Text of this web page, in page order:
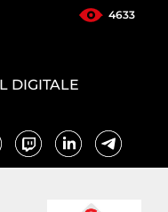
4633
DIGITALE